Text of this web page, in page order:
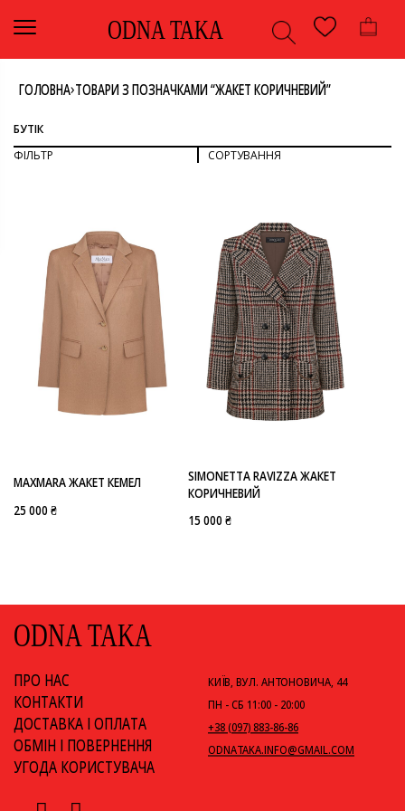
ODNA TAKA
ГОЛОВНА›ТОВАРИ З ПОЗНАЧКАМИ “ЖАКЕТ КОРИЧНЕВИЙ”
БУТІК
ФІЛЬТР
СОРТУВАННЯ
ВЕРХ
ЖАКЕТ
ОДЯГ
КОЛІР
КЕМЕЛ
КОРИЧНЕВИЙ
РОЗМІР
БРЕНД
СОРТУВАТИ ЗА ЦІНОЮ: ВІД НИЖЧОЇ ДО ВИЩОЇ
СОРТУВАТИ ЗА ЦІНОЮ: ВІД ВИЩОЇ ДО НИЖЧОЇ
MAXMARA ЖАКЕТ КЕМЕЛ
25 000 ₴
SIMONETTA RAVIZZA ЖАКЕТ
КОРИЧНЕВИЙ
15 000 ₴
ODNA TAKA
ПРО НАС
КОНТАКТИ
ДОСТАВКА І ОПЛАТА
ОБМІН І ПОВЕРНЕННЯ
УГОДА КОРИСТУВАЧА
КИЇВ, ВУЛ. АНТОНОВИЧА, 44
ПН - СБ 11:00 - 20:00
+38 (097) 883-86-86
ODNATAKA.INFO@GMAIL.COM